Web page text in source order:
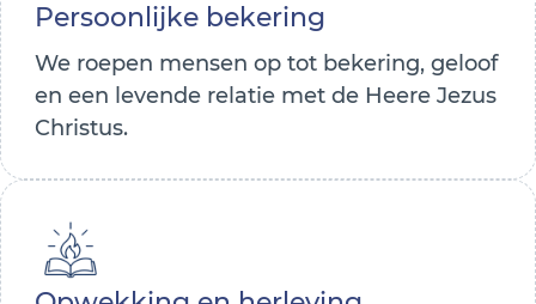
Persoonlijke bekering
We roepen mensen op tot bekering, geloof
en een levende relatie met de Heere Jezus
Christus.